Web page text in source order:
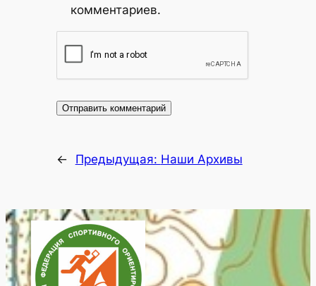
комментариев.
← Предыдущая: Наши Архивы